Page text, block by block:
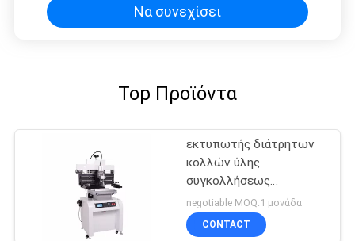
Να συνεχίσει
Top Προϊόντα
εκτυπωτής διάτρητων
κολλών ύλης
συγκολλήσεως
50*50mm
negotiable MOQ:1 μονάδα
CONTACT